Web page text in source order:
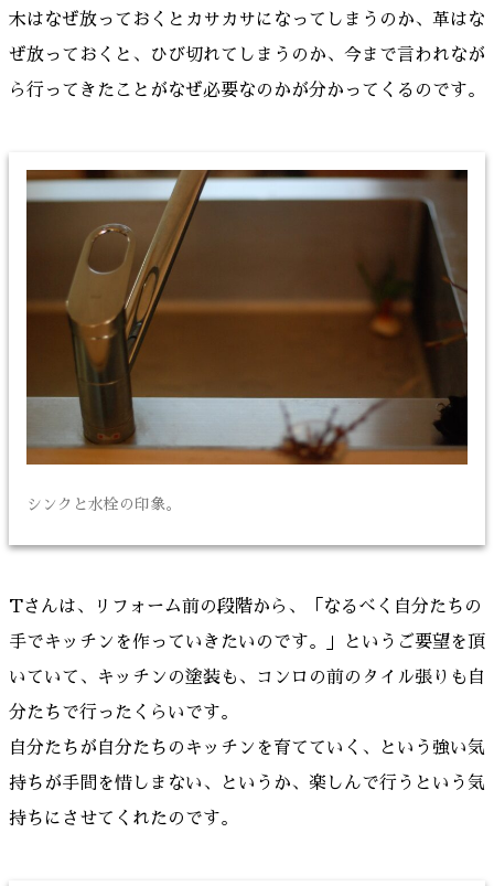
木はなぜ放っておくとカサカサになってしまうのか、革はな
ぜ放っておくと、ひび切れてしまうのか、今まで言われなが
ら行ってきたことがなぜ必要なのかが分かってくるのです。
シンクと水栓の印象。
Tさんは、リフォーム前の段階から、「なるべく自分たちの
手でキッチンを作っていきたいのです。」というご要望を頂
いていて、キッチンの塗装も、コンロの前のタイル張りも自
分たちで行ったくらいです。
自分たちが自分たちのキッチンを育てていく、という強い気
持ちが手間を惜しまない、というか、楽しんで行うという気
持ちにさせてくれたのです。